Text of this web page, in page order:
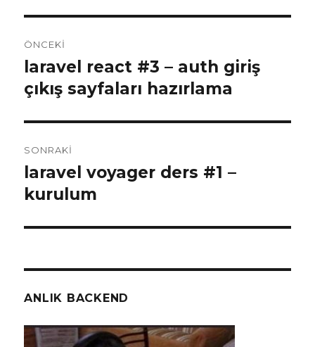
gezinmesi
ÖNCEKI
Önceki
yazı:
laravel react #3 – auth giriş
çıkış sayfaları hazırlama
SONRAKI
Sonraki
yazı:
laravel voyager ders #1 –
kurulum
ANLIK BACKEND